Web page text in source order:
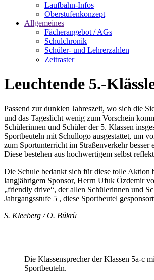
Laufbahn-Infos
Oberstufenkonzept
Allgemeines
Fächerangebot / AGs
Schulchronik
Schüler- und Lehrerzahlen
Zeitraster
Leuchtende 5.-
Passend zur dunklen Jahreszeit, wo sich die
und das Tageslicht wenig zum Vorschein
Schülerinnen und Schüler der 5. Klassen
Sportbeuteln mit Schullogo ausgestattet, um
zum Sportunterricht im Straßenverkehr besser
Diese bestehen aus hochwertigem selbst
Die Schule bedankt sich für diese tolle Aktion
langjährigem Sponsor, Herrn Ufuk Özdemir
„friendly drive“, der allen Schülerinnen und
Jahrgangsstufe 5 , diese Sportbeutel
S. Kleeberg / O. Bükrü
Die Klassensprecher der Klassen 5a-c
Sportbeuteln.